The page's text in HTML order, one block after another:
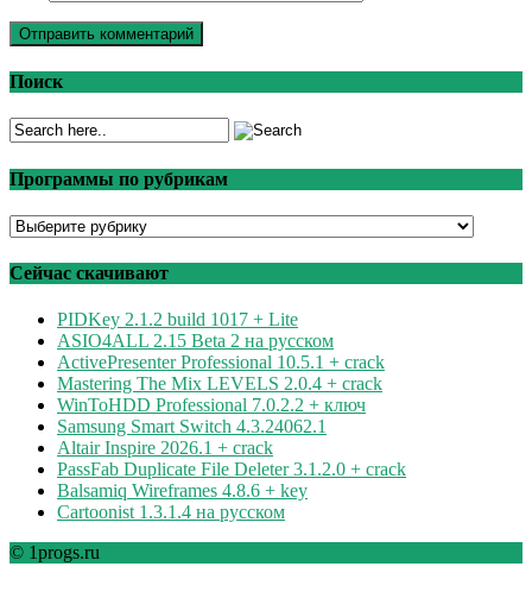
Поиск
Программы по рубрикам
Программы
рубрикам
Сейчас скачивают
PIDKey 2.1.2 build 1017 + Lite
ASIO4ALL 2.15 Beta 2 на русском
ActivePresenter Professional 10.5.1 + crack
Mastering The Mix LEVELS 2.0.4 + crack
WinToHDD Professional 7.0.2.2 + ключ
Samsung Smart Switch 4.3.24062.1
Altair Inspire 2026.1 + crack
PassFab Duplicate File Deleter 3.1.2.0 + crack
Balsamiq Wireframes 4.8.6 + key
Cartoonist 1.3.1.4 на русском
© 1progs.ru